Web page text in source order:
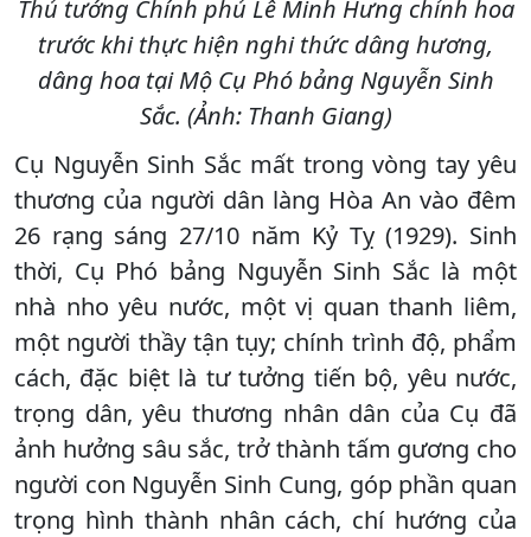
Thủ tướng Chính phủ Lê Minh Hưng chỉnh hoa
trước khi thực hiện nghi thức dâng hương,
dâng hoa tại Mộ Cụ Phó bảng Nguyễn Sinh
Sắc. (Ảnh: Thanh Giang)
Cụ Nguyễn Sinh Sắc mất trong vòng tay yêu
thương của người dân làng Hòa An vào đêm
26 rạng sáng 27/10 năm Kỷ Tỵ (1929). Sinh
thời, Cụ Phó bảng Nguyễn Sinh Sắc là một
nhà nho yêu nước, một vị quan thanh liêm,
một người thầy tận tụy; chính trình độ, phẩm
cách, đặc biệt là tư tưởng tiến bộ, yêu nước,
trọng dân, yêu thương nhân dân của Cụ đã
ảnh hưởng sâu sắc, trở thành tấm gương cho
người con Nguyễn Sinh Cung, góp phần quan
trọng hình thành nhân cách, chí hướng của